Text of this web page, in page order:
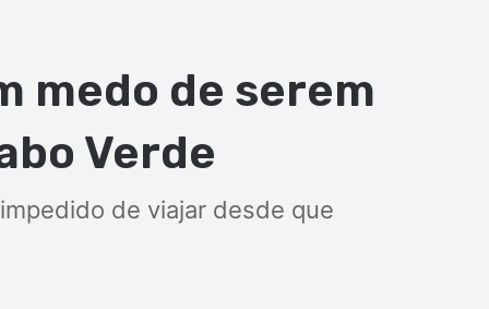
medo de serem
Verde
de viajar desde que